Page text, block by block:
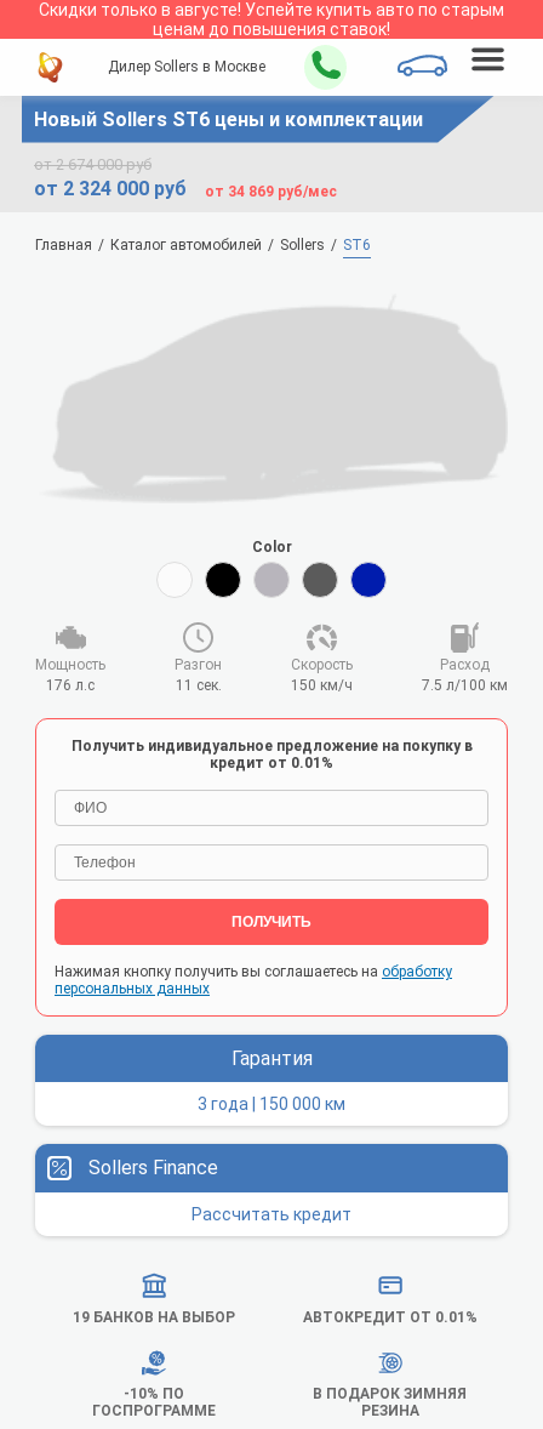
Скидки только в августе! Успейте купить авто по старым
ценам до повышения ставок!
Дилер Sollers в Москве
Новый Sollers ST6 цены и комплектации
от 2 674 000 руб
от 2 324 000 руб от 34 869 руб/мес
Главная Каталог автомобилей Sollers ST6
Мощность
176 л.с
Разгон
11 сек.
Cкорость
150 км/ч
Расход
7.5 л/100 км
Color
Получить индивидуальное предложение на покупку в
кредит от 0.01%
ПОЛУЧИТЬ
Нажимая кнопку получить вы соглашаетесь на обработку
персональных данных
Гарантия
3 года | 150 000 км
Sollers Finance
Рассчитать кредит
19 БАНКОВ НА ВЫБОР АВТОКРЕДИТ ОТ 0.01%
-10% ПО
ГОСПРОГРАММЕ
В ПОДАРОК ЗИМНЯЯ
РЕЗИНА